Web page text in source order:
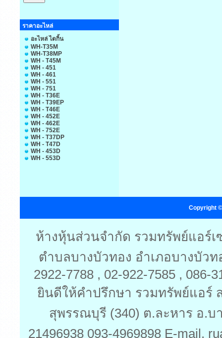
ราคาอะไหล่
อะไหล่ ไดกิ้น
WH-T35M
WH-T38MP
WH - T45M
WH - 451
WH - 461
WH - 551
WH - 751
WH - T36E
WH - T39EP
WH - T46E
WH - 452E
WH - 462E
WH - 752E
WH - T37DP
WH - T47D
WH - 453D
WH - 553D
Copyright
ห้างหุ้นส่วนจำกัด รวมทรัพย์แอร์
ตำบลบางบัวทอง อำเภอบางบัวท
2922-7788 , 02-922-7585 , 086-
ยินดีให้คำปรึกษา รวมทรัพย์แอร์
สุพรรณบุรี (340) ต.ละหาร อ.บ
21496938 093-4969898 E-mail.